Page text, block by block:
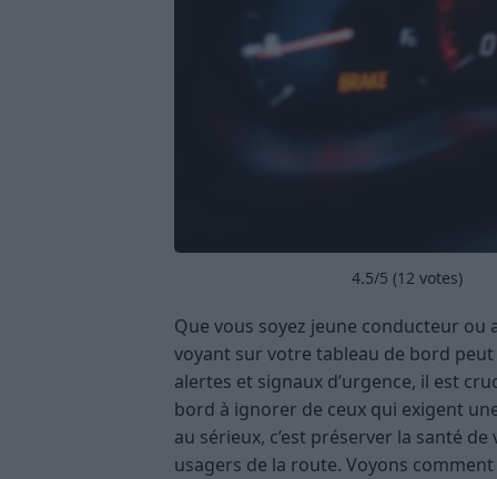
4.5/5 (12 votes)
Que vous soyez jeune conducteur ou
voyant sur votre tableau de bord
alertes et signaux d’urgence, il est
bord à ignorer de ceux qui exigent
au sérieux, c’est préserver la santé
usagers de la route. Voyons